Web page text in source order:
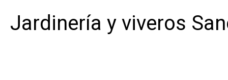
Jardinería y viveros